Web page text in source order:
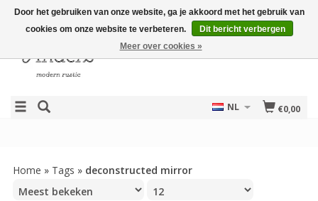
€0,00
NL
Home » Tags » deconstructed mirror
Door het gebruiken van onze website, ga je akkoord met het gebruik van
cookies om onze website te verbeteren.
Dit bericht verbergen
Meer over cookies »